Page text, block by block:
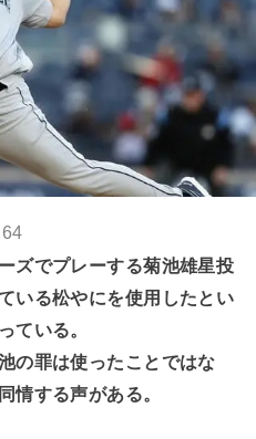
ズでプレーする菊池雄星投
いる松やにを使用したとい
ている。
の罪は使ったことではな
情する声がある。